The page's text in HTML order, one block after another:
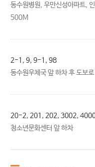
동수원병원, 우만신성아파트,
500M
2-1, 9, 9-1, 98
동수원우체국 앞 하차 후 도보
20-2, 201, 202, 3002,
청소년문화센터 앞 하차